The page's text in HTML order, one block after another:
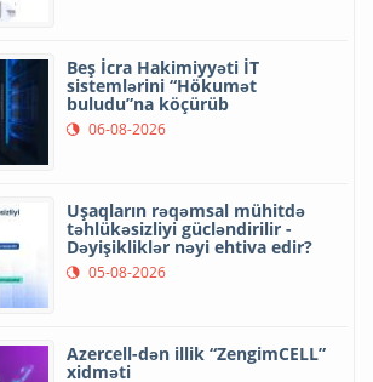
Beş İcra Hakimiyyəti İT
sistemlərini “Hökumət
buludu”na köçürüb
06-08-2026
Uşaqların rəqəmsal mühitdə
təhlükəsizliyi gücləndirilir -
Dəyişikliklər nəyi ehtiva edir?
05-08-2026
Azercell-dən illik “ZengimCELL”
xidməti